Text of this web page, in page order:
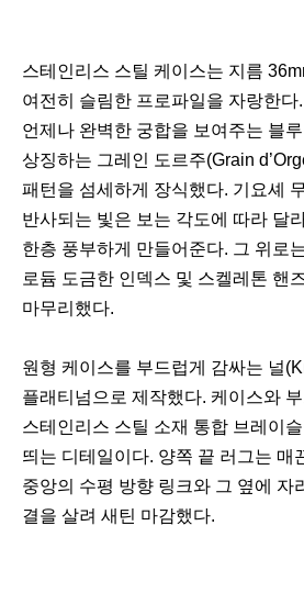
스테인리스 스틸 케이스는 지름
여전히 슬림한 프로파일을 자랑한
언제나 완벽한 궁합을 보여주는 블
상징하는 그레인 도르주(Grain
패턴을 섬세하게 장식했다. 기요셰
반사되는 빛은 보는 각도에 따라 달
한층 풍부하게 만들어준다. 그 위로
로듐 도금한 인덱스 및 스켈레톤 핸
마무리했다.
원형 케이스를 부드럽게 감싸는 널
플래티넘으로 제작했다. 케이스와
스테인리스 스틸 소재 통합 브레이
띄는 디테일이다. 양쪽 끝 러그는 매
중앙의 수평 방향 링크와 그 옆에 자
결을 살려 새틴 마감했다.